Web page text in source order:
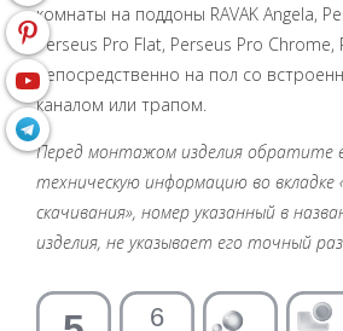
комнаты на поддоны RAVAK Angela,
Perseus Pro Flat, Perseus Pro Chrome,
непосредственно на пол со
каналом или трапом.
Перед монтажом изделия обратите
техническую информацию во вкладке
скачивания», номер указанный в
изделия, не указывает его точный